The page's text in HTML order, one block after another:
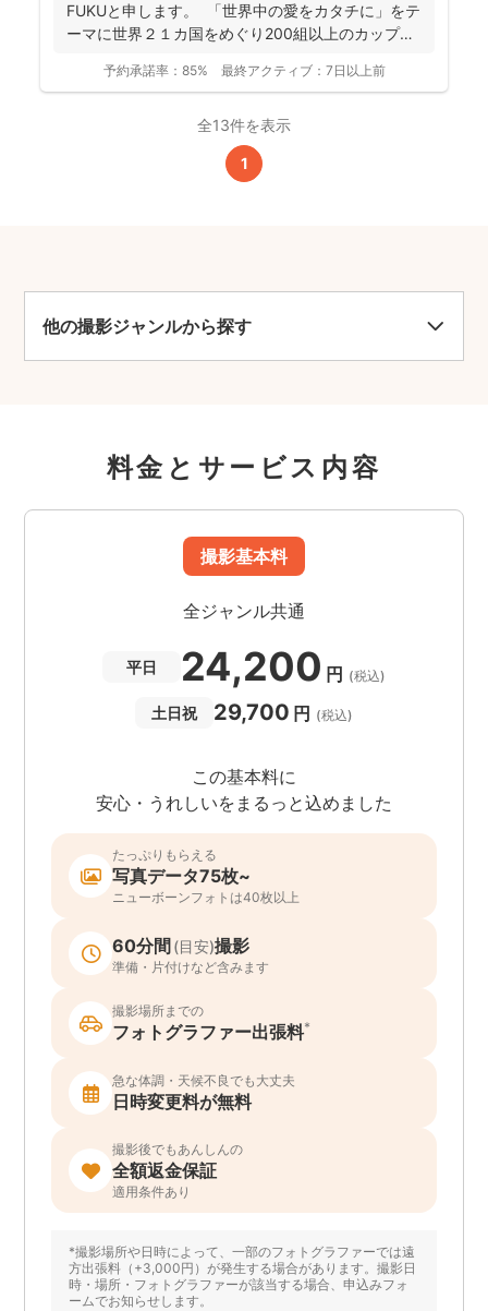
FUKUと申します。 「世界中の愛をカタチに」をテ
ーマに世界２１カ国をめぐり200組以上のカップル
予約承諾率： 85% 最終アクティブ： 7日以上前
全13件を表示
1
他の撮影ジャンルから探す
料金とサービス内容
撮影基本料
全ジャンル共通
平日 24,200 円 (税込)
土日祝 29,700 円 (税込)
この基本料に
安心・うれしいをまるっと込めました
たっぷりもらえる
写真データ75枚~
ニューボーンフォトは40枚以上
60分間(目安)撮影
準備・片付けなど含みます
撮影場所までの
フォトグラファー出張料*
急な体調・天候不良でも大丈夫
日時変更料が無料
撮影後でもあんしんの
全額返金保証
適用条件あり
*撮影場所や日時によって、一部のフォトグラファーでは遠
方出張料（+3,000円）が発生する場合があります。撮影日
時・場所・フォトグラファーが該当する場合、申込みフォ
ームでお知らせします。